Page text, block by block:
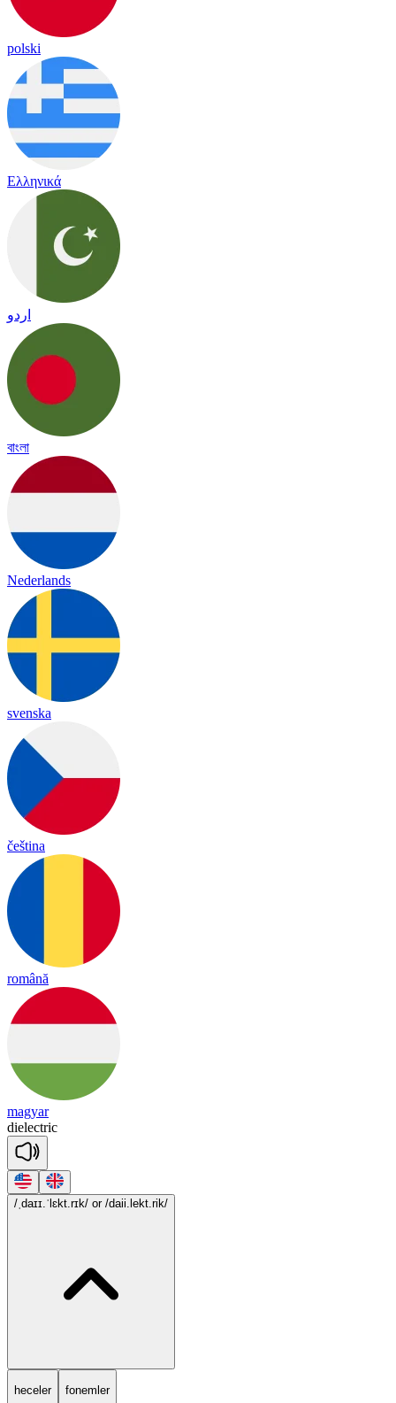
polski
Ελληνικά
اردو
বাংলা
Nederlands
svenska
čeština
română
magyar
dielectric
/ˌdaɪɪ.ˈlɛkt.rɪk/ or /daii.lekt.rik/
heceler fonemler